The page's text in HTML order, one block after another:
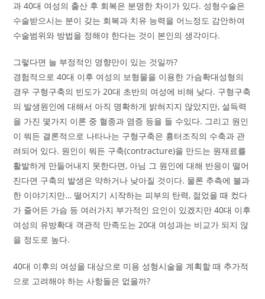
과 40대 여성의 출산 후 회복은 분명한 차이가 있다. 성형수술은
수술받으시는 분이 갖는 회복과 치유 능력을 어느정도 감안하여
수술범위와 방법을 정해야 한다는 것이 본인의 생각이다.
그렇다면 늘 부정적인 영향만이 있는 것일까?
경험적으로 40대 이후 여성의 보형물을 이용한 가슴확대성형의
경우 구형구축의 빈도가 20대 초반의 여성에 비해 낮다. 구형구축
의 발생원인에 대해서 아직 명확하게 밝혀지지 않았지만, 설득력
을 가진 몇가지 이론 중 혈종과 염증 등을 들 수있다. 그리고 원인
이 뭐든 결론적으로 나타나는 구형구축은 흉터조직의 수축과 관
려되어 있다. 원인이 뭐든 구축(contracture)을 만드는 원재료를
활발하게 만들어내지 못한다면, 아님 그 원인에 대해 반응이 떨어
진다면 구축의 발생은 약하거나 낮아질 것이다. 물론 추측에 불과
한 이야기지만… 떨어지기 시작하는 피부의 탄력, 젊었을 때 컸다
가 줄어든 가슴 등 여러가지 부가적인 요인이 있겠지만 40대 이후
여성의 유방확대 객관적 만족도는 20대 여성과는 비교가 되지 않
을 정도로 높다.
40대 이후의 여성을 대상으로 미용 성형시술을 계획할 때 추가적
으로 고려해야 하는 사항들은 없을까?